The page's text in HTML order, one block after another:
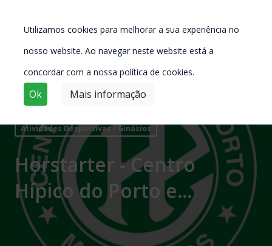
Utilizamos cookies para melhorar a sua experiência no
nosso website. Ao navegar neste website está a
concordar com a nossa política de cookies.
Ok Mais informação
Atividades Desportivas / Ginásios
Horstarter - Centro
Hípico do Porto e
Matosinhos